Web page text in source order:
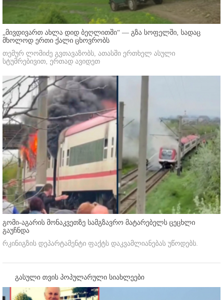
„მივდივართ ახლა დიდ ბეღლითში“ — გზა სოფელში, სადაც
მხოლოდ ერთი ქალი ცხოვრობს
თემურ ლომიძე გვთავაზობს, ათასში ერთხელ ასული
სტუმრებივით, ერთად ავიდეთ
გომი-აგარის მონაკვეთზე სამგზავრო მატარებელს ცეცხლი
გაუჩნდა
რკინიგზის დეპარტამენტი ფაქტს დაკვამლიანებას უწოდებს.
გასული თვის პოპულარული სიახლეები